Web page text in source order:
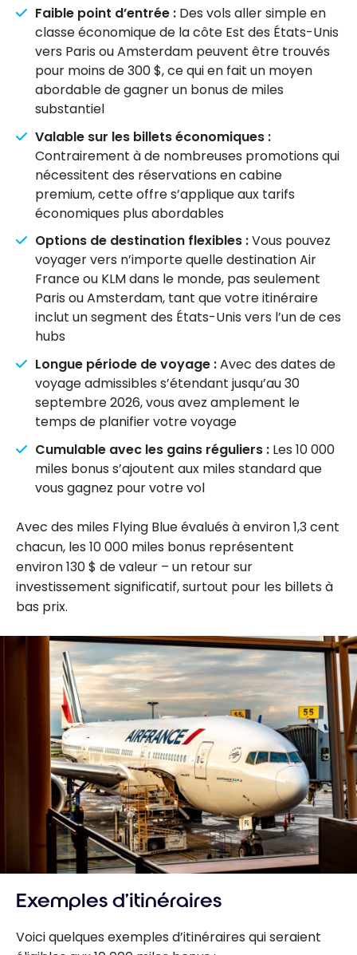
Faible point d’entrée : Des vols aller simple en
classe économique de la côte Est des États-Unis
vers Paris ou Amsterdam peuvent être trouvés
pour moins de 300 $, ce qui en fait un moyen
abordable de gagner un bonus de miles
substantiel
Valable sur les billets économiques :
Contrairement à de nombreuses promotions qui
nécessitent des réservations en cabine
premium, cette offre s’applique aux tarifs
économiques plus abordables
Options de destination flexibles :Vous pouvez
voyager vers n’importe quelle destination Air
France ou KLM dans le monde, pas seulement
Paris ou Amsterdam, tant que votre itinéraire
inclut un segment des États-Unis vers l’un de ces
hubs
Longue période de voyage :Avec des dates de
voyage admissibles s’étendant jusqu’au 30
septembre 2026, vous avez amplement le
temps de planifier votre voyage
Cumulable avec les gains réguliers : Les 10 000
miles bonus s’ajoutent aux miles standard que
vous gagnez pour votre vol
Avec des miles Flying Blue évalués à environ 1,3 cent
chacun, les 10 000 miles bonus représentent
environ 130 $ de valeur – un retour sur
investissement significatif, surtout pour les billets à
bas prix.
Exemples d’itinéraires
Voici quelques exemples d’itinéraires qui seraient